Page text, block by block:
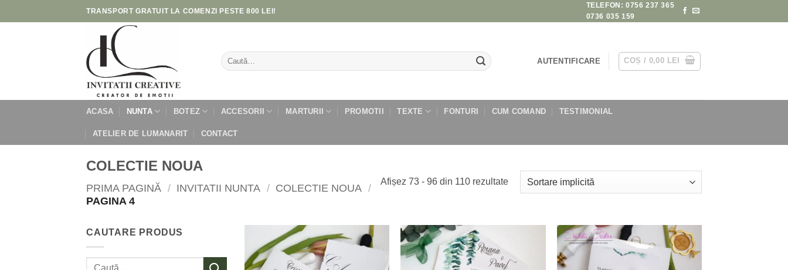
to
TRANSPORT GRATUIT LA COMENZI PESTE 800 LEI!
TELEFON: 0756 237 365
0736 035 159
Caută
după:
AUTENTIFICARE COȘ / 0,00 LEI
ACASA NUNTA BOTEZ ACCESORII MARTURII PROMOTII TEXTE FONTURI CUM COMAND TESTIMONIAL
ATELIER DE LUMANARIT CONTACT
COLECTIE NOUA
PRIMA PAGINĂ / INVITATII NUNTA / COLECTIE NOUA /
PAGINA 4
Afișez 73 - 96 din 110 rezultate
CAUTARE PRODUS
Caută
Add to
wishlist